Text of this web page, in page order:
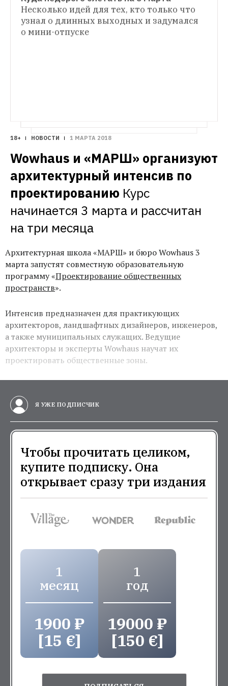
ЗВЕРИ В ГОРОДЕ
Старший мяучный сотрудник: Как живут
ЕСТЬ ВОПРОС
Безопасно ли давать GetContact доступ к
телефонной книге?И как удалить
популярное приложение?
Несколько идей для тех, кто только что
узнал о длинных выходных и задумался
о мини-отпуске
18+ НОВОСТИ 1 МАРТА 2018
Wowhaus и «МАРШ» организуют
архитектурный интенсив по
проектированию Курс
начинается 3 марта и рассчитан
на три месяца
Архитектурная школа «МАРШ» и бюро Wowhaus 3
марта запустят совместную образовательную
программу «Проектирование общественных
пространств».
Интенсив предназначен для практикующих
архитекторов, ландшафтных дизайнеров, инженеров,
а также муниципальных служащих. Ведущие
архитекторы и эксперты Wowhaus научат их
проектировать общественные зоны.
Я УЖЕ ПОДПИСЧИК
Чтобы прочитать целиком,
купите подписку. Она
открывает сразу три издания
1
месяц
1900 ₽
[15 €]
1
год
19000 ₽
[150 €]